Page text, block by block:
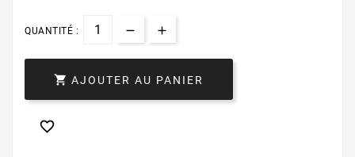
QUANTITÉ :
 AJOUTER AU PANIER
